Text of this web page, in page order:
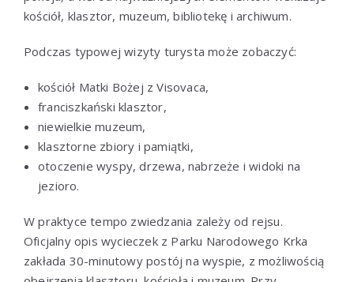
kościół, klasztor, muzeum, bibliotekę i archiwum.
Podczas typowej wizyty turysta może zobaczyć:
kościół Matki Bożej z Visovaca,
franciszkański klasztor,
niewielkie muzeum,
klasztorne zbiory i pamiątki,
otoczenie wyspy, drzewa, nabrzeże i widoki na
jezioro.
W praktyce tempo zwiedzania zależy od rejsu.
Oficjalny opis wycieczek z Parku Narodowego Krka
zakłada 30-minutowy postój na wyspie, z możliwością